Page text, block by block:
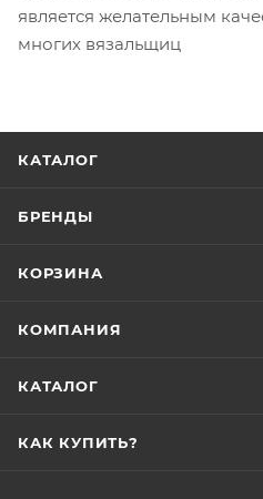
является желательным
многих вязальщиц
КАТАЛОГ
БРЕНДЫ
КОРЗИНА
КОМПАНИЯ
КАТАЛОГ
КАК КУПИТЬ?